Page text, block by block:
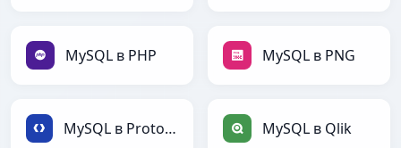
MySQL в PHP MySQL в PNG
MySQL в Protobuf MySQL в Qlik